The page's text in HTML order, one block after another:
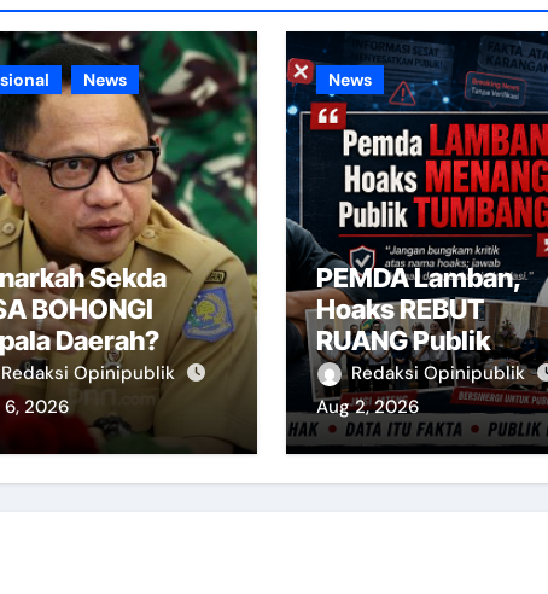
News
Sekda
BOHONGI
Daerah?
Redaksi Opinipublik
6, 2026
News
PEMDA Lamban,
Hoaks REBUT
RUANG Publik
Redaksi Opinipublik
Aug 2, 2026